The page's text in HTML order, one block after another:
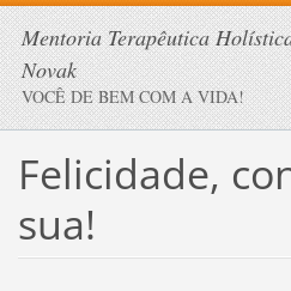
Mentoria Terapêutica
Novak
VOCÊ DE BEM COM A VIDA!
Felicidade,
sua!